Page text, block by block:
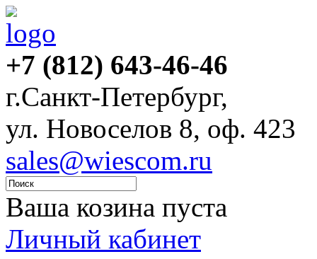
+7 (812) 643-46-46
г.Санкт-Петербург,
ул. Новоселов 8, оф. 423
sales@wiescom.ru
Ваша козина пуста
Личный кабинет